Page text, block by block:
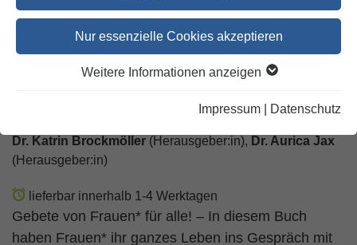
Nur essenzielle Cookies akzeptieren
Weitere Informationen anzeigen
Impressum Datenschutz
Dr. Katrin Brockmöller (Herausgeber:in), Dr. Aurica Jax
(Herausgeber:in)
lieferbar innerhalb 1-4 Werktagen
Gebete von Frauen* für alle! – In diesem Buch
haben Frauen* ihr ganzes Leben ins Gespräch mit